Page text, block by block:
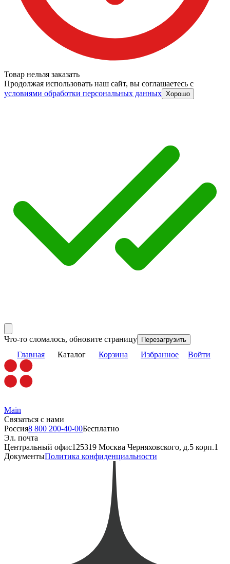
Товар нельзя заказать
Продолжая использовать наш сайт, вы соглашаетесь c
условиями обработки персональных данных Хорошо
Что-то сломалось, обновите страницу Перезагрузить
Главная Каталог Корзина Избранное Войти
Main
Связаться с нами
Россия8 800 200-40-00Бесплатно
Эл. почта
Центральный офис125319 Москва Черняховского, д.5 корп.1
ДокументыПолитика конфиденциальности